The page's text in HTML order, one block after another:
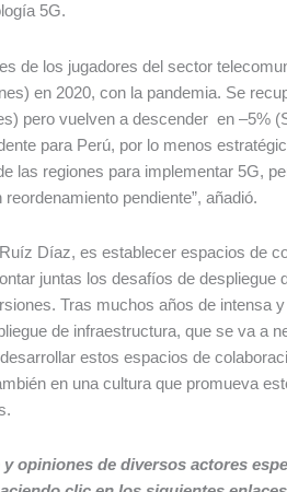
5G.
de los jugadores del sector
en 2020, con la pandemia. Se
pero vuelven a descender en –5%
para Perú, por lo menos
las regiones para implementar 5G,
pendiente”, añadió.
Díaz, es establecer espacios de
juntas los desafíos de despliegue
Tras muchos años de intensa
de infraestructura, que se va a
estos espacios de
en una cultura que promueva
opiniones de diversos actores